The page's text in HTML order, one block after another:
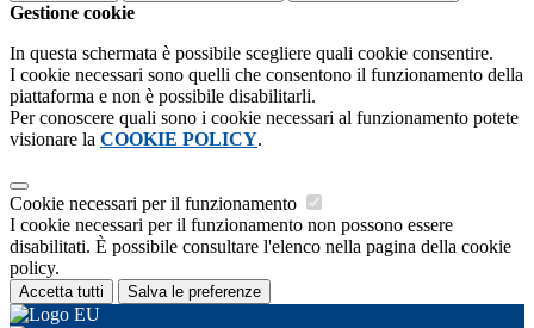
Gestione cookie
In questa schermata è possibile scegliere quali cookie consentire.
I cookie necessari sono quelli che consentono il funzionamento della
piattaforma e non è possibile disabilitarli.
Per conoscere quali sono i cookie necessari al funzionamento potete
visionare la COOKIE POLICY.
Cookie necessari per il funzionamento
I cookie necessari per il funzionamento non possono essere
disabilitati. È possibile consultare l'elenco nella pagina della cookie
policy.
Accetta tutti Salva le preferenze